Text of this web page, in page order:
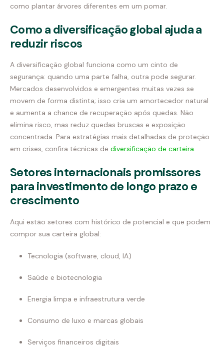
como plantar árvores diferentes em um pomar.
Como a diversificação global ajuda a
reduzir riscos
A diversificação global funciona como um cinto de
segurança: quando uma parte falha, outra pode segurar.
Mercados desenvolvidos e emergentes muitas vezes se
movem de forma distinta; isso cria um amortecedor natural
e aumenta a chance de recuperação após quedas. Não
elimina risco, mas reduz quedas bruscas e exposição
concentrada. Para estratégias mais detalhadas de proteção
em crises, confira técnicas de diversificação de carteira.
Setores internacionais promissores
para investimento de longo prazo e
crescimento
Aqui estão setores com histórico de potencial e que podem
compor sua carteira global:
Tecnologia (software, cloud, IA)
Saúde e biotecnologia
Energia limpa e infraestrutura verde
Consumo de luxo e marcas globais
Serviços financeiros digitais